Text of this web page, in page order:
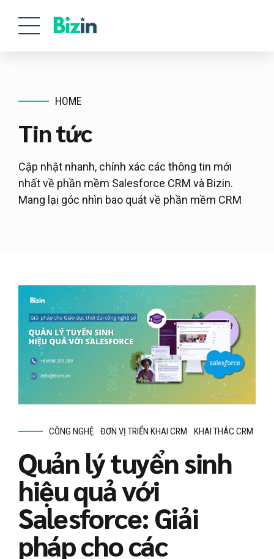
HOME
Tin tức
Cập nhật nhanh, chính xác các thông tin mới
nhất về phần mềm Salesforce CRM và Bizin.
Mang lại góc nhìn bao quát về phần mềm CRM
CÔNG NGHỆ ĐƠN VỊ TRIỂN KHAI CRM KHAI THÁC CRM
Quản lý tuyển sinh
hiệu quả với
Salesforce: Giải
pháp cho các